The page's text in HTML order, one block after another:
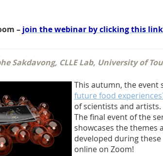
– join the webinar by clicking this link
Sakdavong, CLLE Lab, University of
This autumn, the event
future food
of scientists and artists.
The final event of the
showcases the themes
developed during
online on Zoom!